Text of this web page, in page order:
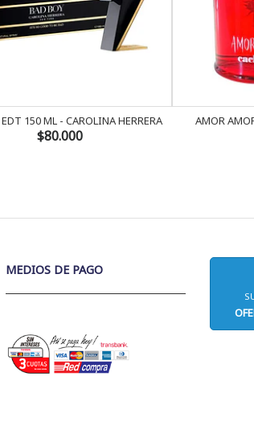
150 ML - CAROLINA HERRERA
$80.000
AMOR
MEDIOS DE PAGO